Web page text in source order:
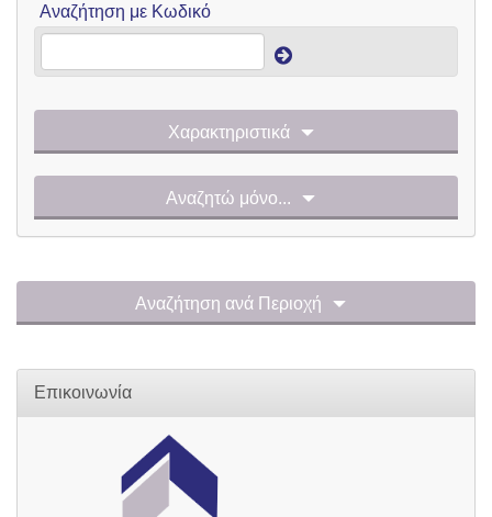
Αναζήτηση με Κωδικό
Χαρακτηριστικά
Αναζητώ μόνο...
Αναζήτηση ανά Περιοχή
Επικοινωνία